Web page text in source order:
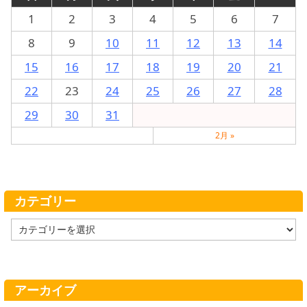
1
2 3 4 5 6
7
8
9 10 11 12 13
14
15
16 17 18 19 20
21
22
23 24 25 26 27
28
29
30 31
2月 »
カテゴリー
テ
ー
アーカイブ